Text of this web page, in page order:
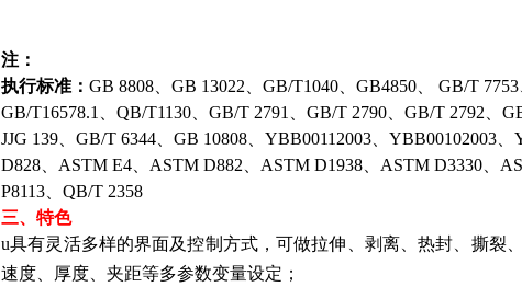
注：
执行标准： GB 8808、GB 13022、GB/T1040、GB4850、 GB/T
GB/T16578.1、QB/T1130、GB/T 2791、GB/T 2790、GB/T 2792、
JJG 139、GB/T 6344、GB 10808、YBB00112003、YBB00102003
D828、ASTM E4、ASTM D882、ASTM D1938、ASTM D3330、
P8113、QB/T 2358
三、特色
u具有灵活多样的界面及控制方式，可做拉伸、剥离、热封、撕裂
速度、厚度、夹距等多参数变量设定；